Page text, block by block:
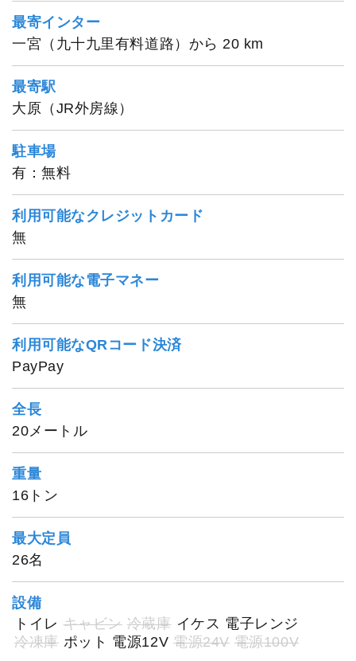
最寄インター
一宮（九十九里有料道路）から 20 km
最寄駅
大原（JR外房線）
駐車場
有：無料
利用可能なクレジットカード
無
利用可能な電子マネー
無
利用可能なQRコード決済
PayPay
全長
20メートル
重量
16トン
最大定員
26名
設備
トイレ キャビン 冷蔵庫 イケス 電子レンジ
冷凍庫 ポット 電源12V 電源24V 電源100V